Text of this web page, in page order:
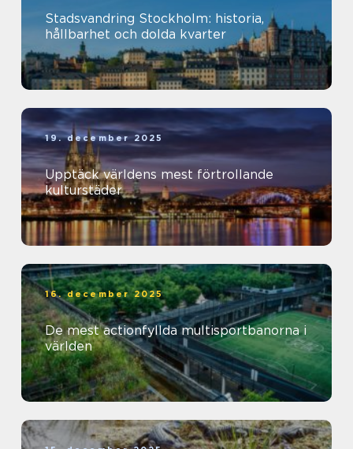
Stadsvandring Stockholm: historia,
hållbarhet och dolda kvarter
19. december 2025
Upptäck världens mest förtrollande
kulturstäder
16. december 2025
De mest actionfyllda multisportbanorna i
världen